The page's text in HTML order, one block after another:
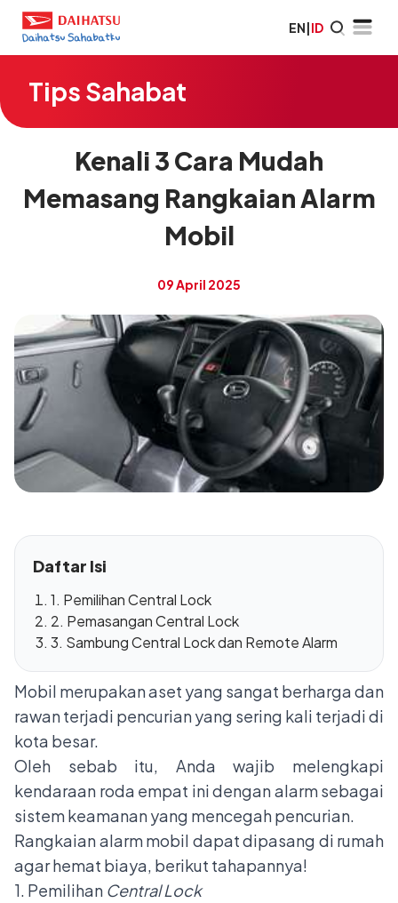
EN|ID
Tips Sahabat
Kenali 3 Cara Mudah
Memasang Rangkaian Alarm
Mobil
09 April 2025
Daftar Isi
1. Pemilihan Central Lock
2. Pemasangan Central Lock
3. Sambung Central Lock dan Remote Alarm
Mobil merupakan aset yang sangat berharga dan
rawan terjadi pencurian yang sering kali terjadi di
kota besar.
Oleh sebab itu, Anda wajib melengkapi
kendaraan roda empat ini dengan alarm sebagai
sistem keamanan yang mencegah pencurian.
Rangkaian alarm mobil dapat dipasang di rumah
agar hemat biaya, berikut tahapannya!
1. Pemilihan Central Lock